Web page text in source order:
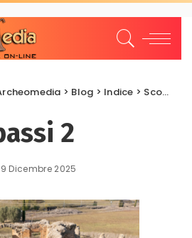
> Blog > Indice > Scoperte e scavi
2
9 Dicembre 2025